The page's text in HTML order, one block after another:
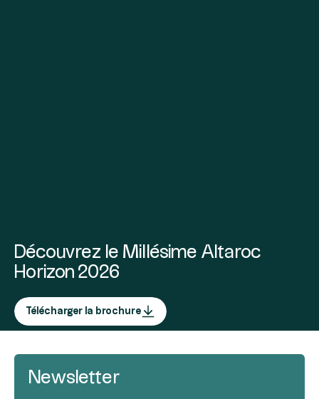
Découvrez le Millésime Altaroc
Horizon 2026
Télécharger la brochure
Newsletter